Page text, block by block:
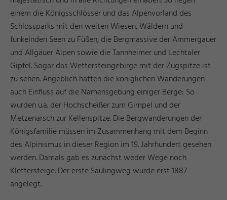
einem die Königsschlösser und das Alpenvorland des
Schlossparks mit den weiten Wiesen, Wäldern und
funkelnden Seen zu Füßen, die Bergmassive der Ammergauer
und Allgäuer Alpen sowie die Tannheimer und Lechtaler
Gipfel. Sogar das Wettersteingebirge mit der Zugspitze ist
zu sehen. Angeblich hatten die königlichen Wanderungen
auch Einfluss auf die Namensgebung einiger Berge: So
wurden u.a. der Hochscheißer zum Gimpel und der
Metzenarsch zur Kellenspitze. Die Bergwanderungen der
Königsfamilie müssen im Zusammenhang mit dem Beginn
des Alpinismus in dieser Region im 19. Jahrhundert gesehen
werden. Damals gab es zunächst weder Wege noch
Klettersteige. Der erste Säulingweg wurde erst 1887
angelegt.